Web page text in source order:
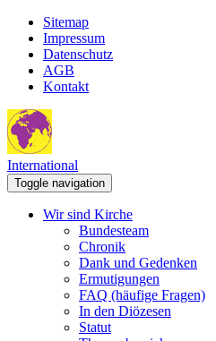
Sitemap
Impressum
Datenschutz
AGB
Kontakt
International
Toggle navigation
Wir sind Kirche
Bundesteam
Chronik
Dank und Gedenken
Ermutigungen
FAQ (häufige Fragen)
In den Diözesen
Statut